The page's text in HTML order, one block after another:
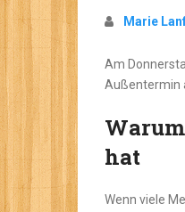
Marie
Am
Außentermin
hat
Wenn viele